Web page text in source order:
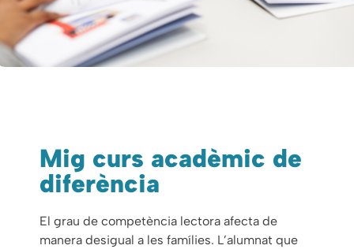
Mig curs acadèmic de
diferència
El grau de competència lectora afecta de
manera desigual a les famílies. L’alumnat que